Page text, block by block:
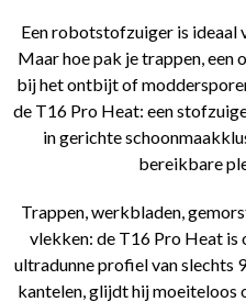
Een robotstofzuiger is ideaal
Maar hoe pak je trappen, een
bij het ontbijt of
de T16 Pro Heat: een
in gerichte
bereikbare
Trappen, werkbladen,
vlekken: de T16 Pro Heat is
ultradunne profiel van slechts
kantelen, glijdt hij moeiteloos